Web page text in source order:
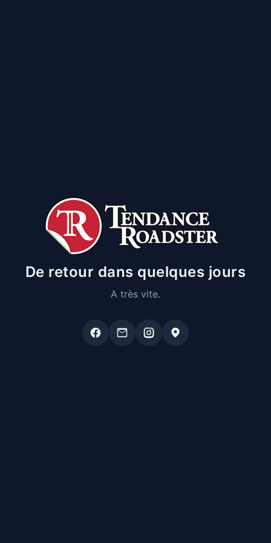
De retour dans quelques jours
A très vite.